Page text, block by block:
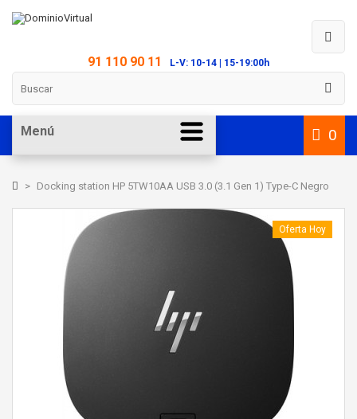
91 110 90 11 L-V: 10-14 | 15-19:00h
0
Menú
> Docking station HP 5TW10AA USB 3.0 (3.1 Gen 1) Type-C Negro
Oferta Hoy